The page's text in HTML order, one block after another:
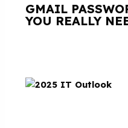
GMAIL
YOU REALLY